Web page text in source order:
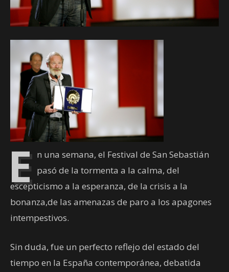
E n una semana, el Festival de San Sebastián
pasó de la tormenta a la calma, del
escepticismo a la esperanza, de la crisis a la
bonanza,de las amenazas de paro a los apagones
intempestivos.
Sin duda, fue un perfecto reflejo del estado del
tiempo en la España contemporánea, debatida